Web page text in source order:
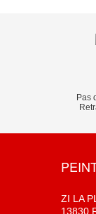
Pas
ZI LA
13830